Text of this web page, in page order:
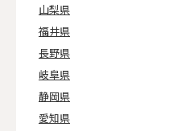
山梨県
福井県
長野県
岐阜県
静岡県
愛知県